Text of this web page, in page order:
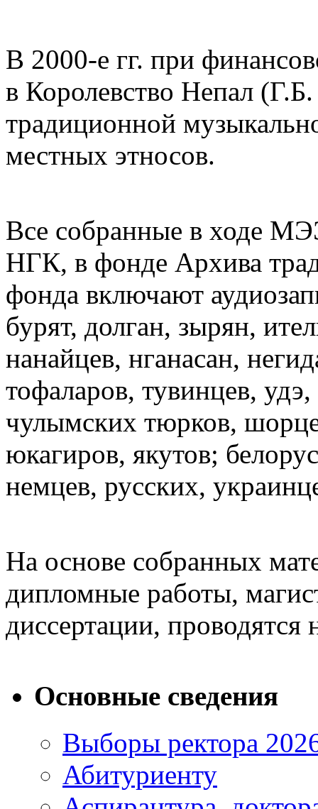
В 2000-е гг. при
в Королевство Непал
традиционной
местных этносов.
Все собранные в ходе
НГК, в фонде Архива
фонда включают
бурят, долган, зырян,
нанайцев, нганасан,
тофаларов, тувинцев,
чулымских тюрков,
юкагиров, якутов;
немцев, русских,
На основе собранных
дипломные работы,
диссертации, проводятся
Основные сведения
Выборы ректора
Абитуриенту